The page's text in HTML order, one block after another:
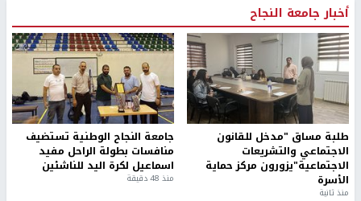
أخبار جامعة النجاح
طلبة مساق "مدخل للقانون
الاجتماعي والتشريعات
الاجتماعية"يزورون مركز حماية
الأسرة
منذ ثانية
جامعة النجاح الوطنية تستضيف
منافسات بطولة الراحل مفيد
اسماعيل لكرة اليد للناشئين
منذ 48 دقيقة